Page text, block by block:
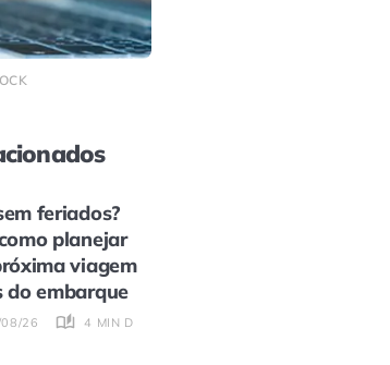
feriados?
planejar
viagem
do embarque
26 4 MIN DE LEITURA